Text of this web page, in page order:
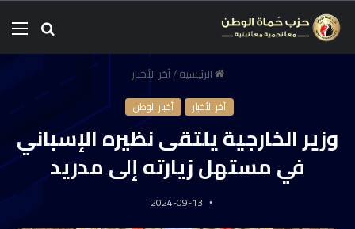
الرئيسية/آخر الأخبار
آخر الأخبار أخبار الوطن
وزير الخارجية يلتقى نظيره الإسباني
في مستهل زيارته إلى مدريد
2024-09-13